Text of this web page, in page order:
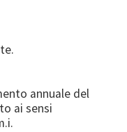
annuale del
ai sensi